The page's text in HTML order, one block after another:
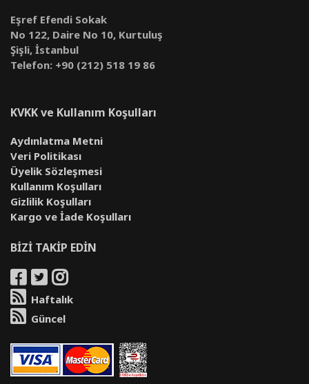
Eşref Efendi Sokak
No 122, Daire No 10, Kurtuluş
Şişli, İstanbul
Telefon: +90 (212) 518 19 86
KVKK ve Kullanım Koşulları
Aydınlatma Metni
Veri Politikası
Üyelik Sözleşmesi
Kullanım Koşulları
Gizlilik Koşulları
Kargo ve İade Koşulları
BİZİ TAKİP EDİN
Haftalık
Güncel